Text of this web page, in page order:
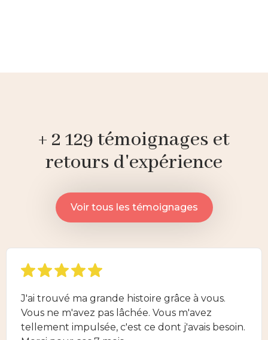
+ 2 129 témoignages et
retours d'expérience
Voir tous les témoignages
J'ai trouvé ma grande histoire grâce à vous.
Vous ne m'avez pas lâchée. Vous m'avez
tellement impulsée, c'est ce dont j'avais besoin.